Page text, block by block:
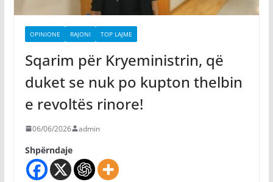
OPINIONE RAJONI TOP LAJME
Sqarim për Kryeministrin, që
duket se nuk po kupton thelbin
e revoltës rinore!
06/06/2026 admin
Shpërndaje